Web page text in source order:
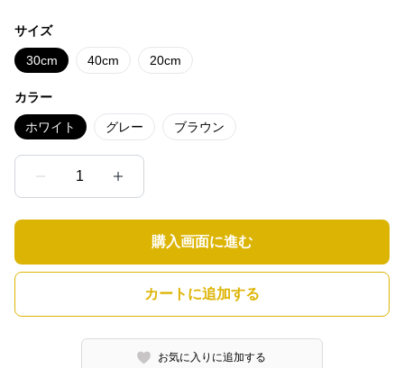
サイズ
30cm 40cm 20cm
カラー
ホワイト グレー ブラウン
1
購入画面に進む
カートに追加する
お気に入りに追加する